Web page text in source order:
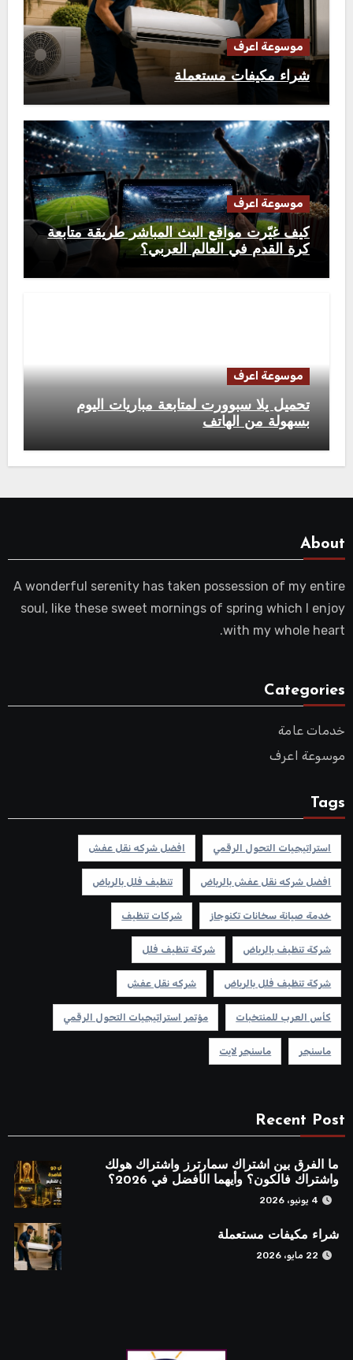
موسوعة اعرف
شراء مكيفات مستعملة
موسوعة اعرف
كيف غيّرت مواقع البث المباشر طريقة متابعة
كرة القدم في العالم العربي؟
موسوعة اعرف
تحميل يلا سبوورت لمتابعة مباريات اليوم
بسهولة من الهاتف
About
A wonderful serenity has taken possession of my entire
soul, like these sweet mornings of spring which I enjoy
with my whole heart.
Categories
خدمات عامة
موسوعة اعرف
Tags
استراتيجيات التحول الرقمي افضل شركه نقل عفش
افضل شركه نقل عفش بالرياض تنظيف فلل بالرياض
خدمة صيانة سخانات تكنوجاز شركات تنظيف
شركة تنظيف بالرياض شركة تنظيف فلل
شركة تنظيف فلل بالرياض شركه نقل عفش
كأس العرب للمنتخبات مؤتمر استراتيجيات التحول الرقمي
ماسنجر ماسنجر لايت
Recent Post
ما الفرق بين اشتراك سمارترز واشتراك هولك
واشتراك فالكون؟ وأيهما الأفضل في 2026؟
4 يونيو، 2026
شراء مكيفات مستعملة
22 مايو، 2026